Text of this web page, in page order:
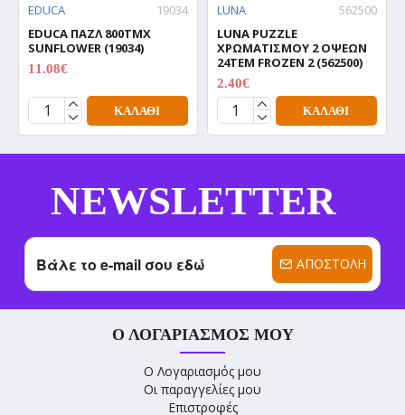
EDUCA
19034
EDUCA ΠΑΖΛ 800TMX
SUNFLOWER (19034)
11.08€
ΚΑΛΆΘΙ
LUNA
562500
LUNA PUZZLE
ΧΡΩΜΑΤΙΣΜΟΥ 2 ΟΨΕΩΝ
24TEM FROZEN 2 (562500)
2.40€
ΚΑΛΆΘΙ
NEWSLETTER
ΑΠΟΣΤΟΛΉ
Ο ΛΟΓΑΡΙΑΣΜΌΣ ΜΟΥ
Ο Λογαριασμός μου
Οι παραγγελίες μου
Επιστροφές